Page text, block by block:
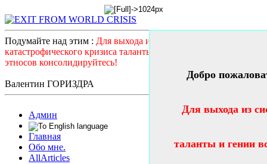
Подумайте над этим : Для выхода из системного
катастрофического кризиса таланты и гении всех стран и
этносов консолидируйтесь!
Валентин ГОРИЗДРА
Админ
Главная
Обо мне.
AllArticles
Добро
Для выхода из
таланты и гении